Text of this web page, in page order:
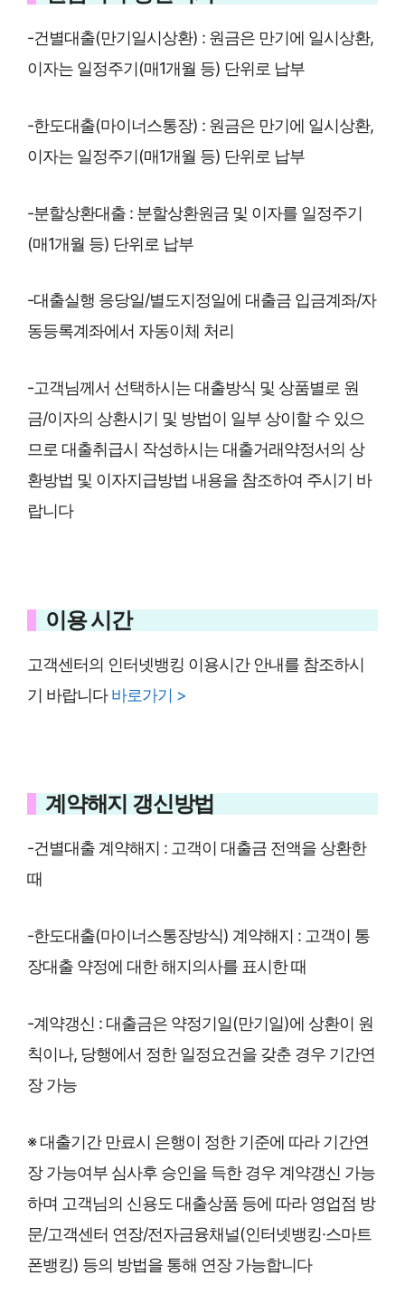
-건별대출(만기일시상환) : 원금은 만기에 일시상환,
이자는 일정주기(매1개월 등) 단위로 납부
-한도대출(마이너스통장) : 원금은 만기에 일시상환,
이자는 일정주기(매1개월 등) 단위로 납부
-분할상환대출 : 분할상환원금 및 이자를 일정주기
(매1개월 등) 단위로 납부
-대출실행 응당일/별도지정일에 대출금 입금계좌/자
동등록계좌에서 자동이체 처리
-고객님께서 선택하시는 대출방식 및 상품별로 원
금/이자의 상환시기 및 방법이 일부 상이할 수 있으
므로 대출취급시 작성하시는 대출거래약정서의 상
환방법 및 이자지급방법 내용을 참조하여 주시기 바
랍니다
이용 시간
고객센터의 인터넷뱅킹 이용시간 안내를 참조하시
기 바랍니다바로가기 >
계약해지 갱신방법
-건별대출 계약해지 : 고객이 대출금 전액을 상환한
때
-한도대출(마이너스통장방식) 계약해지 : 고객이 통
장대출 약정에 대한 해지의사를 표시한 때
-계약갱신 : 대출금은 약정기일(만기일)에 상환이 원
칙이나, 당행에서 정한 일정요건을 갖춘 경우 기간연
장 가능
※ 대출기간 만료시 은행이 정한 기준에 따라 기간연
장 가능여부 심사후 승인을 득한 경우 계약갱신 가능
하며 고객님의 신용도 대출상품 등에 따라 영업점 방
문/고객센터 연장/전자금융채널(인터넷뱅킹·스마트
폰뱅킹) 등의 방법을 통해 연장 가능합니다